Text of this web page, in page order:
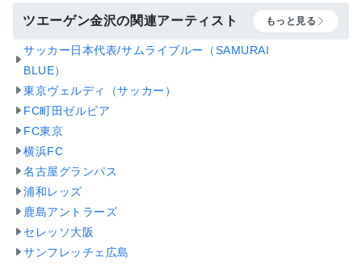
ツエーゲン金沢の関連アーティスト もっと見る
サッカー日本代表/サムライブルー（SAMURAI
BLUE）
東京ヴェルディ（サッカー）
FC町田ゼルビア
FC東京
横浜FC
名古屋グランパス
浦和レッズ
鹿島アントラーズ
セレッソ大阪
サンフレッチェ広島